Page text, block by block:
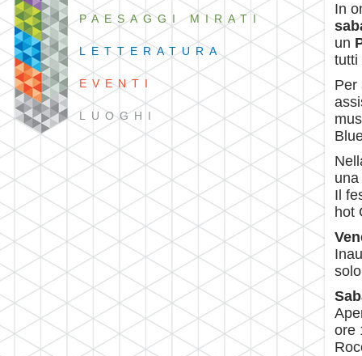
PAESAGGI MIRATI
LETTERATURA
EVENTI
LUOGHI
In
un
tutti
Per
Il
hot
ore